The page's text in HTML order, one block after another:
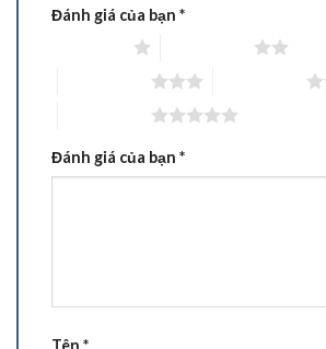
Đánh giá của bạn *
Đánh giá của bạn *